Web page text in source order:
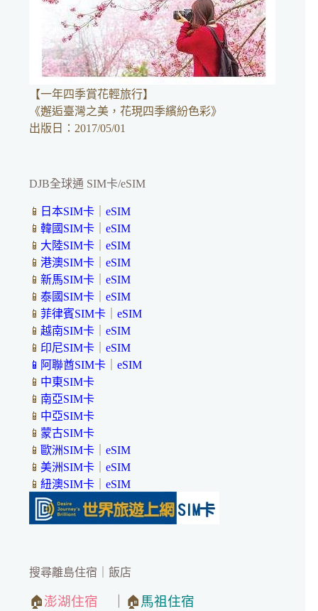
【一年四季賞花輕旅行】
《邂逅臺灣之美，花現四季繽紛色彩》
出版日：2017/05/01
DJB全球通 SIM卡/eSIM
📱 日本SIM卡
eSIM
📱 韓國SIM卡
eSIM
📱 大陸SIM卡
eSIM
📱 港澳SIM卡
eSIM
📱 新馬SIM卡
eSIM
📱 泰國SIM卡
eSIM
📱 菲律賓SIM卡
eSIM
📱 越南SIM卡
eSIM
📱 印尼SIM卡
eSIM
📱 阿聯酋SIM卡
eSIM
📱 中東SIM卡
📱 南亞SIM卡
📱 中亞SIM卡
📱 蒙古SIM卡
📱 歐洲SIM卡
eSIM
📱 美洲SIM卡
eSIM
📱 紐澳SIM卡 eSIM
搜尋離島住宿｜飯店
🏠澎湖住宿 ｜🏠 馬祖住宿